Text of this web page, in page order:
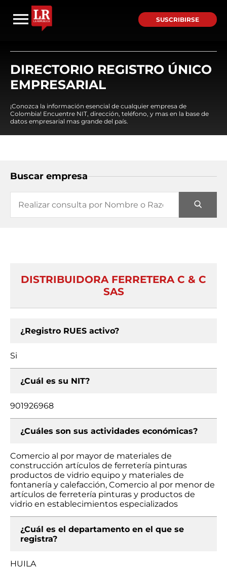
SUSCRIBIRSE
DIRECTORIO REGISTRO ÚNICO
EMPRESARIAL
¡Conozca la información esencial de cualquier empresa de
Colombia! Encuentre NIT, dirección, teléfono, y mas en la base de
datos empresarial mas grande del país.
Buscar empresa
DISTRIBUIDORA FERRETERA C & C
SAS
¿Registro RUES activo?
Si
¿Cuál es su NIT?
901926968
¿Cuáles son sus actividades económicas?
Comercio al por mayor de materiales de
construcción artículos de ferretería pinturas
productos de vidrio equipo y materiales de
fontanería y calefacción, Comercio al por menor de
artículos de ferretería pinturas y productos de
vidrio en establecimientos especializados
¿Cuál es el departamento en el que se
registra?
HUILA